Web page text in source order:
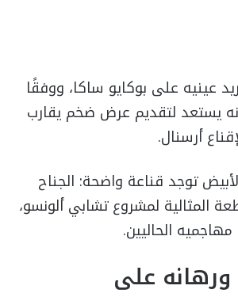
عينيه على بوكايو ساكا، ووفقًا
يستعد لتقديم عرض ضخم يقارب
توجد قناعة واضحة: الجناح
المثالية لمشروع تشابي ألونسو،
الحاليين.
ورهانه على